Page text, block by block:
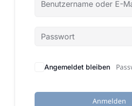
Angemeldet bleiben
Anmelden